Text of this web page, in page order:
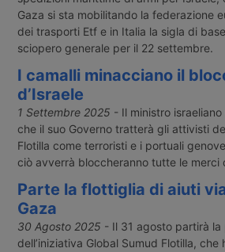
Gaza si sta mobilitando la federazione
dei trasporti Etf e in Italia la sigla di
sciopero generale per il 22 settembre.
I camalli minacciano il
d’Israele
1 Settembre 2025 - Il ministro
che il suo Governo tratterà gli attivisti
Flotilla come terroristi e i portuali
ciò avverrà bloccheranno tutte le merci
Parte la flottiglia di aiuti
Gaza
30 Agosto 2025 - Il 31 agosto partirà la
dell’iniziativa Global Sumud Flotilla,